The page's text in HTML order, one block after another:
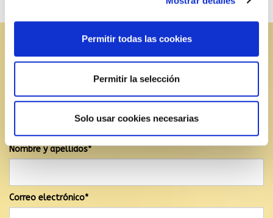
Permitir todas las cookies
Permitir la selección
Solo usar cookies necesarias
Contacta con nosotros
(+34) 971 36 30 52
pedidos@comercialcatchot.com
El mensaje se ha enviado correctamente
Nombre y apellidos*
Correo electrónico*